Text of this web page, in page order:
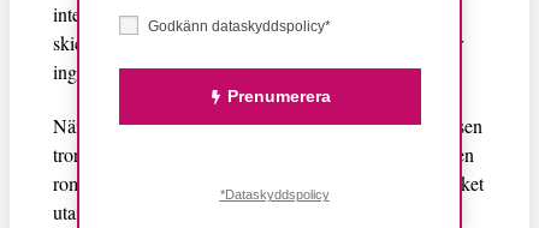
intellektuell, och hur Esmeralda med infernalisk
skicklighet blandar nålstick med ömhet och smicker är
inget mindre än plågsamt att läsa.
När Sara blir förtjust i en av de ”snälla” killarna i klassen
tror en att det när allt kommer omkring ska sluta som en
romcom. Men Furumark tillrättalägger inte alltför mycket
utan lämnar tillräckligt många sår öppna och knutar
Godkänn dataskyddspolicy*
Prenumerera
*Dataskyddspolicy